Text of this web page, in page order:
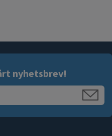
nyhetsbrev!